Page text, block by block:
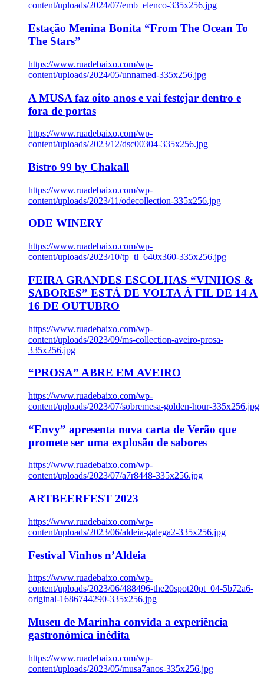
content/uploads/2024/07/emb_elenco-335x256.jpg
Estação Menina Bonita “From The Ocean To
The Stars”
https://www.ruadebaixo.com/wp-
content/uploads/2024/05/unnamed-335x256.jpg
A MUSA faz oito anos e vai festejar dentro e
fora de portas
https://www.ruadebaixo.com/wp-
content/uploads/2023/12/dsc00304-335x256.jpg
Bistro 99 by Chakall
https://www.ruadebaixo.com/wp-
content/uploads/2023/11/odecollection-335x256.jpg
ODE WINERY
https://www.ruadebaixo.com/wp-
content/uploads/2023/10/tp_tl_640x360-335x256.jpg
FEIRA GRANDES ESCOLHAS “VINHOS &
SABORES” ESTÁ DE VOLTA À FIL DE 14 A
16 DE OUTUBRO
https://www.ruadebaixo.com/wp-
content/uploads/2023/09/ms-collection-aveiro-prosa-
335x256.jpg
“PROSA” ABRE EM AVEIRO
https://www.ruadebaixo.com/wp-
content/uploads/2023/07/sobremesa-golden-hour-335x256.jpg
“Envy” apresenta nova carta de Verão que
promete ser uma explosão de sabores
https://www.ruadebaixo.com/wp-
content/uploads/2023/07/a7r8448-335x256.jpg
ARTBEERFEST 2023
https://www.ruadebaixo.com/wp-
content/uploads/2023/06/aldeia-galega2-335x256.jpg
Festival Vinhos n’Aldeia
https://www.ruadebaixo.com/wp-
content/uploads/2023/06/488496-the20spot20pt_04-5b72a6-
original-1686744290-335x256.jpg
Museu de Marinha convida a experiência
gastronómica inédita
https://www.ruadebaixo.com/wp-
content/uploads/2023/05/musa7anos-335x256.jpg